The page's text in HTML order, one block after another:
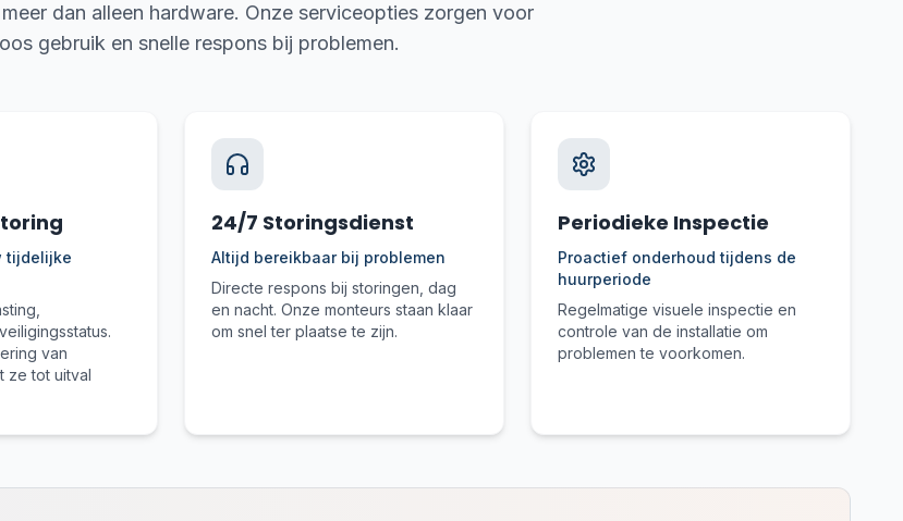
dan alleen hardware. Onze serviceopties zorgen voor
gebruik en snelle respons bij problemen.
tijdelijke
van
ze tot uitval
24/7 Storingsdienst
Altijd bereikbaar bij problemen
Directe respons bij storingen, dag
en nacht. Onze monteurs staan klaar
om snel ter plaatse te zijn.
Periodieke Inspectie
Proactief onderhoud tijdens de
huurperiode
Regelmatige visuele inspectie en
controle van de installatie om
problemen te voorkomen.